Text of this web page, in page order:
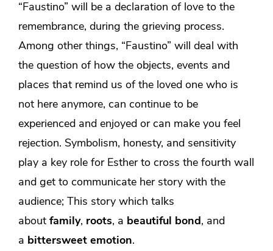
“Faustino” will be a declaration of love to the
remembrance, during the grieving process.
Among other things, “Faustino” will deal with
the question of how the objects, events and
places that remind us of the loved one who is
not here anymore, can continue to be
experienced and enjoyed or can make you feel
rejection. Symbolism, honesty, and sensitivity
play a key role for Esther to cross the fourth wall
and get to communicate her story with the
audience; This story which talks
about family, roots, a beautiful bond, and
a bittersweet emotion.